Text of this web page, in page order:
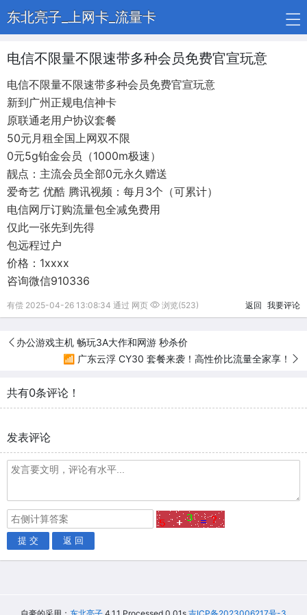
东北亮子_上网卡_流量卡
电信不限量不限速带多种会员免费官宣玩意
电信不限量不限速带多种会员免费官宣玩意
新到广州正规电信神卡
原联通老用户协议套餐
50元月租全国上网双不限
0元5g铂金会员（1000m极速）
靓点：主流会员全部0元永久赠送
爱奇艺 优酷 腾讯视频：每月3个（可累计）
电信网厅订购流量包全减免费用
仅此一张先到先得
包远程过户
价格：1xxxx
咨询微信910336
有偿 2025-04-26 13:08:34 通过 网页 浏览(523) 返回 我要评论
办公游戏主机 畅玩3A大作和网游 秒杀价
📶 广东云浮 CY30 套餐来袭！高性价比流量全家享！
共有0条评论！
发表评论
提 交 返 回